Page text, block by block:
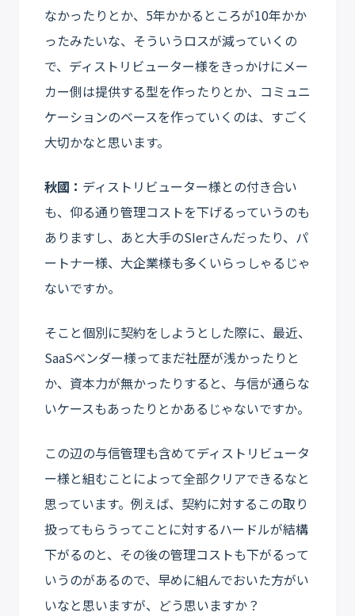
なかったりとか、5年かかるところが10年かか
ったみたいな、そういうロスが減っていくの
で、ディストリビューター様をきっかけにメー
カー側は提供する型を作ったりとか、コミュニ
ケーションのベースを作っていくのは、すごく
大切かなと思います。
秋國： ディストリビューター様との付き合い
も、仰る通り管理コストを下げるっていうのも
ありますし、あと大手のSIerさんだったり、パ
ートナー様、大企業様も多くいらっしゃるじゃ
ないですか。
そこと個別に契約をしようとした際に、最近、
SaaSベンダー様ってまだ社歴が浅かったりと
か、資本力が無かったりすると、与信が通らな
いケースもあったりとかあるじゃないですか。
この辺の与信管理も含めてディストリビュータ
ー様と組むことによって全部クリアできるなと
思っています。例えば、契約に対するこの取り
扱ってもらうってことに対するハードルが結構
下がるのと、その後の管理コストも下がるって
いうのがあるので、早めに組んでおいた方がい
いなと思いますが、どう思いますか？